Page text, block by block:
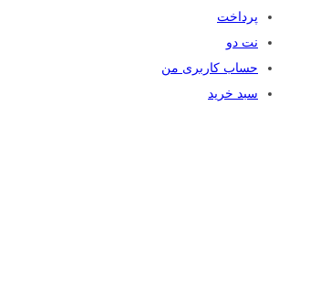
پرداخت
نت دو
حساب کاربری من
سبد خرید